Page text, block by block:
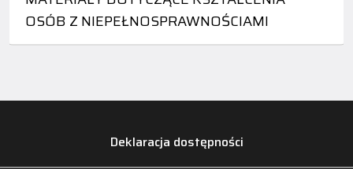
OSÓB Z NIEPEŁNOSPRAWNOŚCIAMI
Deklaracja dostępności